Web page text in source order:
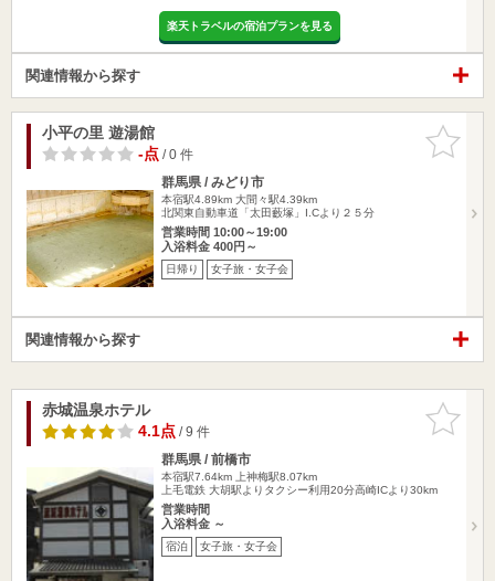
楽天トラベルの宿泊プランを見る
関連情報から探す
お気に入
りに追加
小平の里 遊湯館
-点/ 0 件
群馬県 / みどり市
本宿駅4.89km 大間々駅4.39km
北関東自動車道「太田藪塚」I.Cより２５分
営業時間 10:00～19:00
入浴料金 400円～
日帰り 女子旅・女子会
関連情報から探す
お気に入
りに追加
赤城温泉ホテル
4.1点/ 9 件
群馬県 / 前橋市
本宿駅7.64km
上神梅駅8.07km
上毛電鉄 大胡駅よりタクシー利用20分高崎ICより30km
営業時間
入浴料金 ～
宿泊 女子旅・女子会